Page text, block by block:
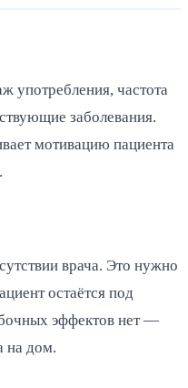
употребления, частота
заболевания.
мотивацию пациента
врача. Это нужно
остаётся под
эффектов нет —
на дом.